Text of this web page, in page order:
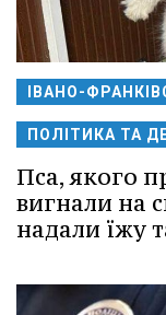
ІВАНО-
ПОЛІТИКА ТА
Пса, якого
вигнали на
надали їжу